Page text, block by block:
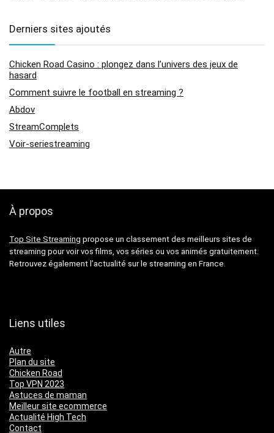
Derniers sites ajoutés
Chicken Road Casino : plongez dans l’univers des jeux de
hasard
Comment suivre le football en streaming ?
Abdov
StreamComplets
Voir-seriestreaming
À propos
Top Site Streaming propose un classement des meilleurs sites de
streaming pour voir vos films, vos séries ou vos animés gratuitement.
Retrouvez également l’actualité sur le streaming en France.
Liens utiles
Autre
Plan du site
Chicken Road
Top VPN 2023
Astuces de maman
Meilleur site ecommerce
Actualité High Tech
Contact